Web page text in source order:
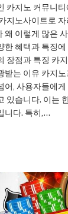
카지노 커뮤니
지노사이트로
왜 이렇게 많은
한 혜택과 특징
장점과 특징 카
받는 이유 카지
어, 사용자들에
있습니다. 이는
니다. 특히,…